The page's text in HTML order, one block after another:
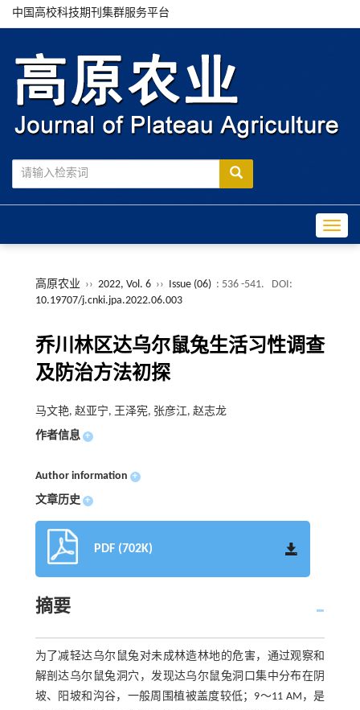
中国高校科技期刊集群服务平台
高原农业 ›› 2022, Vol. 6 ›› Issue (06) : 536 -541.
DOI:
10.19707/j.cnki.jpa.2022.06.003
乔川林区达乌尔鼠兔生活习性调查
及防治方法初探
马文艳, 赵亚宁, 王泽宪, 张彦江, 赵志龙
作者信息 +
Author information +
文章历史 +
PDF (702K)
摘要
为了减轻达乌尔鼠兔对未成林造林地的危害，通过观察和
解剖达乌尔鼠兔洞穴，发现达乌尔鼠兔洞口集中分布在阴
坡、阳坡和沟谷，一般周围植被盖度较低；9～11 AM，是